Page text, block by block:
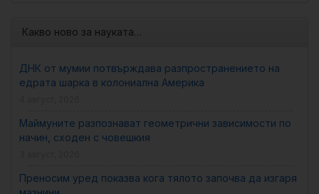
Какво ново за науката…
ДНК от мумии потвърждава разпространението на
едрата шарка в колониална Америка
Маймуните разпознават геометрични зависимости по
начин, сходен с човешкия
Преносим уред показва кога тялото започва да изгаря